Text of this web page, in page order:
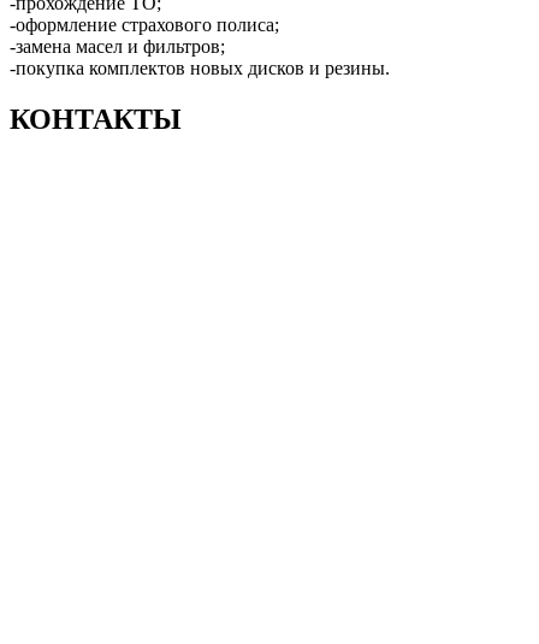
-оформление страхового полиса;
-замена масел и фильтров;
-покупка комплектов новых дисков и резины.
КОНТАКТЫ